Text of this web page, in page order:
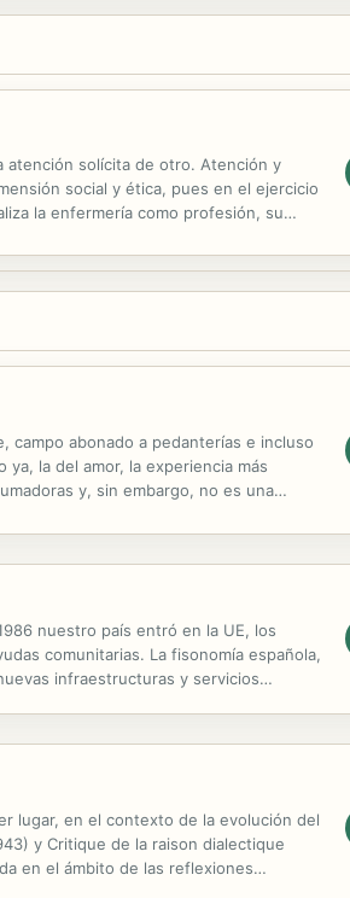
atención solícita de otro. Atención y
social y ética, pues en el ejercicio
la enfermería como profesión, su
campo abonado a pedanterías e incluso
la del amor, la experiencia más
y, sin embargo, no es una
nuestro país entró en la UE, los
comunitarias. La fisonomía española,
infraestructuras y servicios
lugar, en el contexto de la evolución del
y Critique de la raison dialectique
en el ámbito de las reflexiones